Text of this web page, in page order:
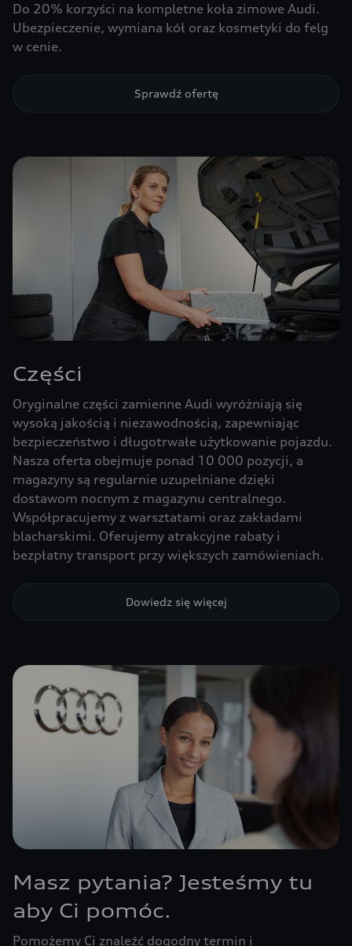
Do 20% korzyści na kompletne koła zimowe Audi.
Ubezpieczenie, wymiana kół oraz kosmetyki do felg
w cenie.
Sprawdź ofertę
Części
Oryginalne części zamienne Audi wyróżniają się
wysoką jakością i niezawodnością, zapewniając
bezpieczeństwo i długotrwałe użytkowanie pojazdu.
Nasza oferta obejmuje ponad 10 000 pozycji, a
magazyny są regularnie uzupełniane dzięki
dostawom nocnym z magazynu centralnego.
Współpracujemy z warsztatami oraz zakładami
blacharskimi. Oferujemy atrakcyjne rabaty i
bezpłatny transport przy większych zamówieniach.
Dowiedz się więcej
Masz pytania? Jesteśmy tu
aby Ci pomóc.
Pomożemy Ci znaleźć dogodny termin i